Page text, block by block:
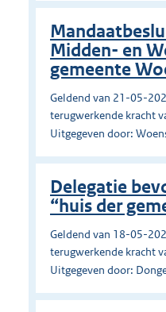
Midden- en
gemeente
Geldend van 21-05-
terugwerkende kracht
Uitgegeven door:
Delegatie
“huis der
Geldend van 18-05-
terugwerkende kracht
Uitgegeven door: